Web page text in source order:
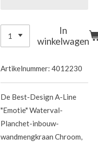
In
winkelwagen
Artikelnummer: 4012230
De Best-Design A-Line
"Emotie" Waterval-
Planchet-inbouw-
wandmengkraan Chroom,